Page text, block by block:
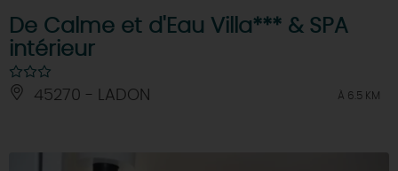
De Calme et d'Eau Villa*** & SPA
intérieur
45270 - LADON À 6.5 KM